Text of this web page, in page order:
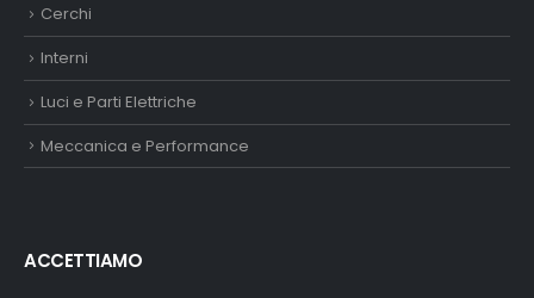
Cerchi
Interni
Luci e Parti Elettriche
Meccanica e Performance
ACCETTIAMO